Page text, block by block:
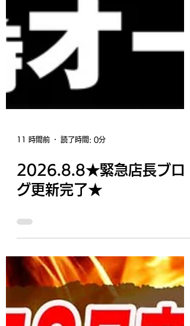
11 時間前 読了時間: 0分
2026.8.8★緊急店長ブロ